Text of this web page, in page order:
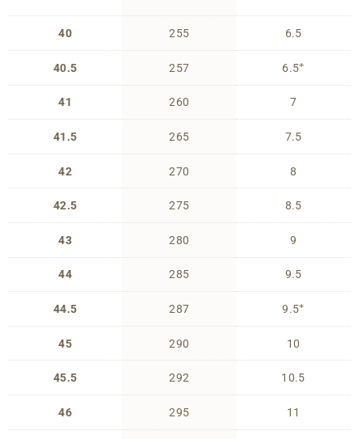
40
40.5
41
41.5
42
42.5
43
44
44.5
45
45.5
46
255
257
260
265
270
275
280
285
287
290
292
295
6.5
6.5+
7
7.5
8
8.5
9
9.5
9.5+
10
10.5
11